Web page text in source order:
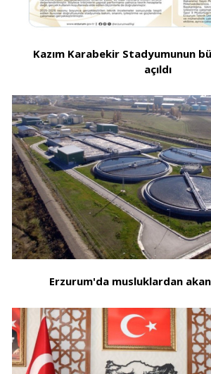
Kazım Karabekir Stadyumunun
açıldı
Erzurum'da musluklardan